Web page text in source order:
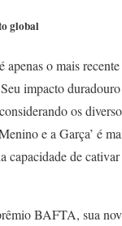
global
o mais
impacto
os
e a Garça’ é
capacidade de
BAFTA, sua